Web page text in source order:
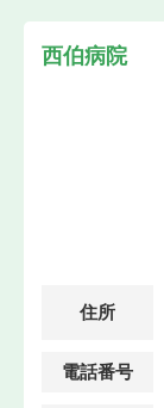
西伯病院
住所
電話番号